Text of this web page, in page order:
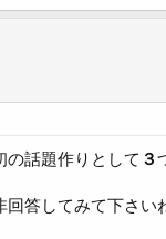
の話題作りとして ３
回答してみて下さい